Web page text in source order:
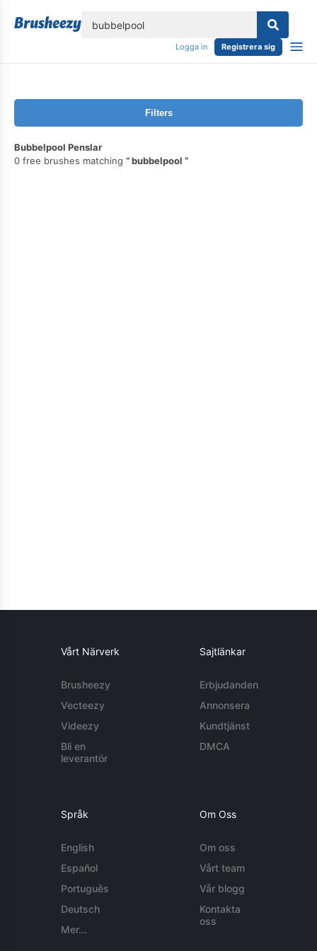
Logga in Registrera sig
Filters
Bubbelpool Penslar
0 free brushes matching
bubbelpool
Vårt Närverk
Brusheezy
Vecteezy
Videezy
Bli en
leverantör
Sajtlänkar
Erbjudanden
Annonsera
Kundtjänst
DMCA
Språk
English
Español
Português
Deutsch
Mer...
Om Oss
Om oss
Vårt team
Vår blogg
Kontakta
oss